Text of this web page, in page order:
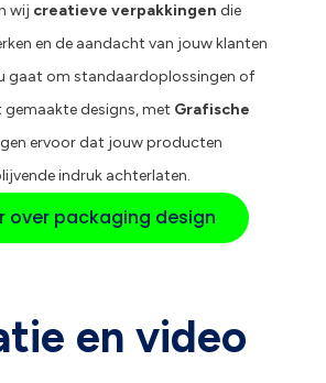
wij creatieve verpakkingen die
en de aandacht van jouw klanten
gaat om standaardoplossingen of
designs, met Grafische
ervoor dat jouw producten
indruk achterlaten.
over packaging design
en video